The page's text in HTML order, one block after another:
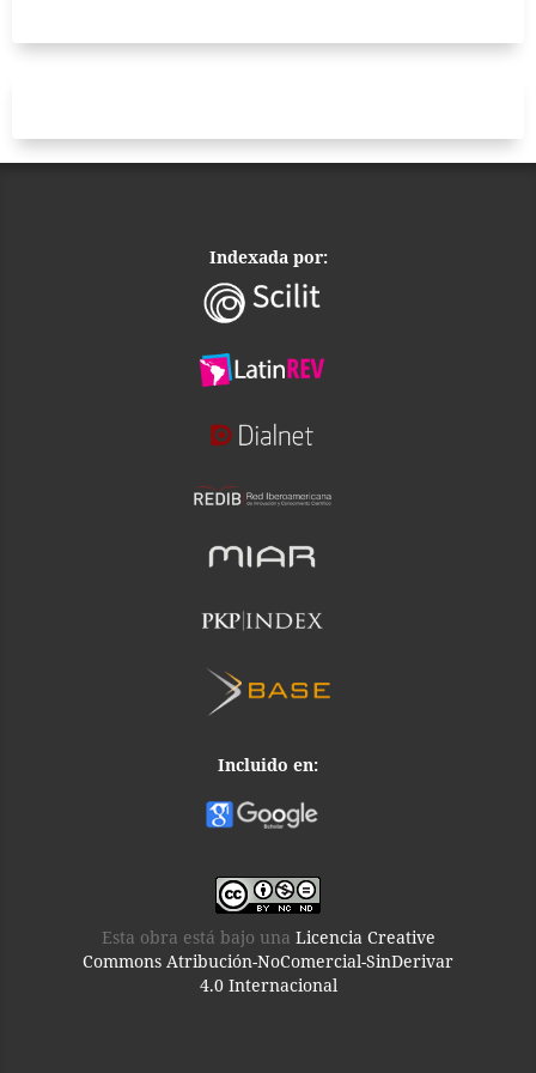
Indexada por:
Incluido en:
Esta obra está bajo una Licencia Creative
Commons Atribución-NoComercial-SinDerivar
4.0 Internacional